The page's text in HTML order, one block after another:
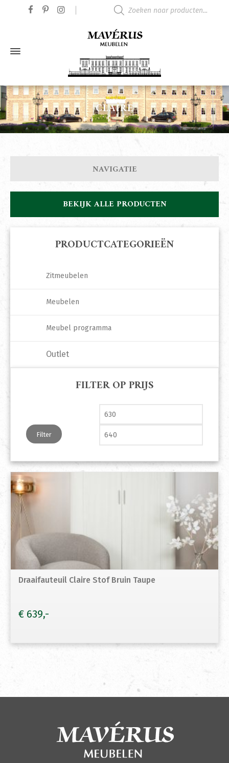
CLAIRE
Draaifauteuil Claire Stof Bruin Taupe
€ 639
NAVIGATIE
BEKIJK ALLE PRODUCTEN
PRODUCTCATEGORIEËN
Zitmeubelen
Meubelen
Meubel programma
Outlet
FILTER OP PRIJS
Min. prijs
Filter